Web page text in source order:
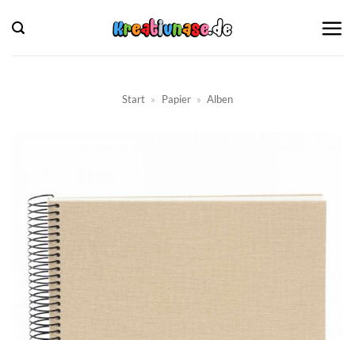
Inhalt
springen
Start » Papier » Alben